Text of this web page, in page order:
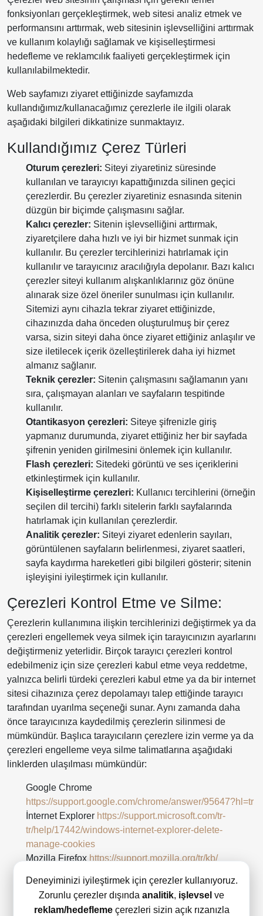
fonksiyonları gerçekleştirmek, web sitesi analiz etmek ve
performansını arttırmak, web sitesinin işlevselliğini arttırmak
ve kullanım kolaylığı sağlamak ve kişiselleştirmesi
hedefleme ve reklamcılık faaliyeti gerçekleştirmek için
kullanılabilmektedir.
Web sayfamızı ziyaret ettiğinizde sayfamızda
kullandığımız/kullanacağımız çerezlerle ile ilgili olarak
aşağıdaki bilgileri dikkatinize sunmaktayız.
Kullandığımız Çerez Türleri
Oturum çerezleri: Siteyi ziyaretiniz süresinde
kullanılan ve tarayıcıyı kapattığınızda silinen geçici
çerezlerdir. Bu çerezler ziyaretiniz esnasında sitenin
düzgün bir biçimde çalışmasını sağlar.
Kalıcı çerezler: Sitenin işlevselliğini arttırmak,
ziyaretçilere daha hızlı ve iyi bir hizmet sunmak için
kullanılır. Bu çerezler tercihlerinizi hatırlamak için
kullanılır ve tarayıcınız aracılığıyla depolanır. Bazı kalıcı
çerezler siteyi kullanım alışkanlıklarınız göz önüne
alınarak size özel öneriler sunulması için kullanılır.
Sitemizi aynı cihazla tekrar ziyaret ettiğinizde,
cihazınızda daha önceden oluşturulmuş bir çerez
varsa, sizin siteyi daha önce ziyaret ettiğiniz anlaşılır ve
size iletilecek içerik özelleştirilerek daha iyi hizmet
almanız sağlanır.
Teknik çerezler: Sitenin çalışmasını sağlamanın yanı
sıra, çalışmayan alanları ve sayfaların tespitinde
kullanılır.
Otantikasyon çerezleri: Siteye şifrenizle giriş
yapmanız durumunda, ziyaret ettiğiniz her bir sayfada
şifrenin yeniden girilmesini önlemek için kullanılır.
Flash çerezleri: Sitedeki görüntü ve ses içeriklerini
etkinleştirmek için kullanılır.
Kişiselleştirme çerezleri: Kullanıcı tercihlerini (örneğin
seçilen dil tercihi) farklı sitelerin farklı sayfalarında
hatırlamak için kullanılan çerezlerdir.
Analitik çerezler: Siteyi ziyaret edenlerin sayıları,
görüntülenen sayfaların belirlenmesi, ziyaret saatleri,
sayfa kaydırma hareketleri gibi bilgileri gösterir; sitenin
işleyişini iyileştirmek için kullanılır.
Çerezleri Kontrol Etme ve Silme:
Çerezlerin kullanımına ilişkin tercihlerinizi değiştirmek ya da
çerezleri engellemek veya silmek için tarayıcınızın ayarlarını
değiştirmeniz yeterlidir. Birçok tarayıcı çerezleri kontrol
edebilmeniz için size çerezleri kabul etme veya reddetme,
yalnızca belirli türdeki çerezleri kabul etme ya da bir internet
sitesi cihazınıza çerez depolamayı talep ettiğinde tarayıcı
tarafından uyarılma seçeneği sunar. Aynı zamanda daha
önce tarayıcınıza kaydedilmiş çerezlerin silinmesi de
mümkündür. Başlıca tarayıcıların çerezlere izin verme ya da
çerezleri engelleme veya silme talimatlarına aşağıdaki
linklerden ulaşılması mümkündür:
Google Chrome
https://support.google.com/chrome/answer/95647?hl=tr
İnternet Explorer https://support.microsoft.com/tr-
tr/help/17442/windows-internet-explorer-delete-
manage-cookies
Mozilla Firefox https://support.mozilla.org/tr/kb/
Opera
http://www.opera.com/help/tutorials/security/privacy
Deneyiminizi iyileştirmek için çerezler kullanıyoruz.
Zorunlu çerezler dışında analitik, işlevsel ve
reklam/hedeflemeçerezleri sizin açık rızanızla